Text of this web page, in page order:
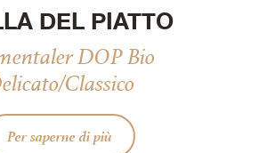
DEL PIATTO
DOP Bio
Classico
Per saperne di più